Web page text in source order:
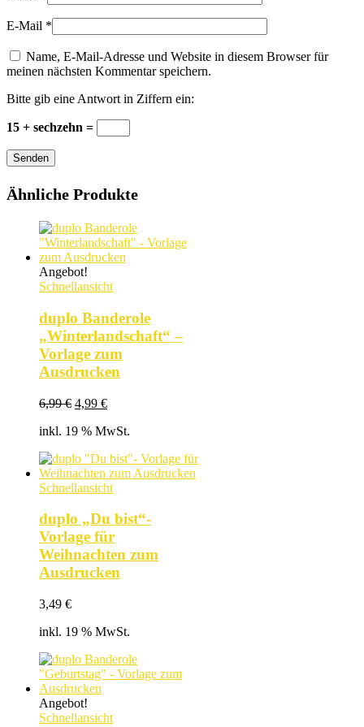
E-Mail *
Name, E-Mail-Adresse und Website in diesem Browser für
meinen nächsten Kommentar speichern.
Bitte gib eine Antwort in Ziffern ein:
15 + sechzehn =
Senden
Ähnliche Produkte
Angebot!
Schnellansicht
duplo Banderole
„Winterlandschaft“ –
Vorlage zum
Ausdrucken
6,99€ Ursprünglicher
war:
4,99 €Aktueller
ist:
inkl. 19 % MwSt.
Schnellansicht
duplo „Du bist“-
Vorlage für
Weihnachten zum
Ausdrucken
3,49 €
inkl. 19 % MwSt.
Angebot!
Schnellansicht